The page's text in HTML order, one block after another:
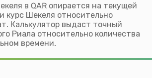
в QAR опирается на текущей
курс Шекеля относительно
Калькулятор выдаст точный
Риала относительно количества
времени.